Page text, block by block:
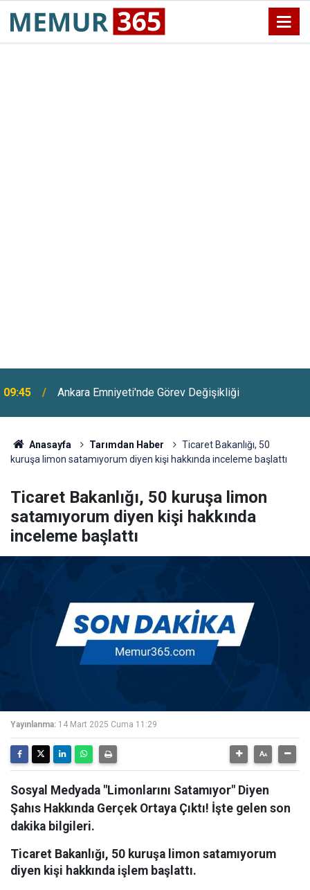
09:45 Ankara Emniyeti'nde Görev Değişikliği
Anasayfa Tarımdan Haber
Ticaret Bakanlığı, 50
kuruşa limon satamıyorum diyen kişi hakkında inceleme başlattı
Ticaret Bakanlığı, 50 kuruşa limon
satamıyorum diyen kişi hakkında
inceleme başlattı
Yayınlanma: 14 Mart 2025 Cuma 11:29
Sosyal Medyada "Limonlarını Satamıyor" Diyen
Şahıs Hakkında Gerçek Ortaya Çıktı! İşte gelen son
dakika bilgileri.
Ticaret Bakanlığı, 50 kuruşa limon satamıyorum
diyen kişi hakkında işlem başlattı.